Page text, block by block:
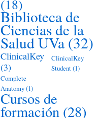
(18)
Biblioteca de
Ciencias de la
Salud UVa (32)
ClinicalKey
(3)
ClinicalKey
Student(1)
Complete
Anatomy(1)
Cursos de
formación (28)